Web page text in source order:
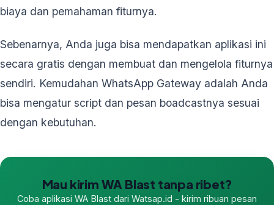
biaya dan pemahaman fiturnya.
Sebenarnya, Anda juga bisa mendapatkan aplikasi ini
secara gratis dengan membuat dan mengelola fiturnya
sendiri. Kemudahan WhatsApp Gateway adalah Anda
bisa mengatur script dan pesan boadcastnya sesuai
dengan kebutuhan.
Mau kirim WA Blast tanpa ribet?
Coba aplikasi WA Blast dari Watsap.id - kirim ribuan pesan